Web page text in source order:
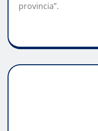
provincia”.